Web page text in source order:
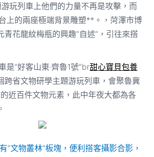
玩列車上他們的力量不再是攻擊，而
上的兩座極端背景雕塑**。，菏澤市博
青花龍紋梅瓶的興趣“自述”，引往來搭
是“好客山東·齊魯1號”br甜心寶貝包養
跨省文物研學主題游玩列車，會聚魯冀
近百件文物元素，此中年夜大都為各
“文物叢林”板塊，便利搭客攝影合影，